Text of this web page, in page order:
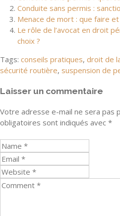
Conduite sans permis :
Menace de mort : que faire
Le rôle de l’avocat en droit
choix ?
Tags: conseils pratiques, droit de
sécurité routière, suspension de
Laisser un commentaire
Votre adresse e-mail ne sera pas
obligatoires sont indiqués avec *